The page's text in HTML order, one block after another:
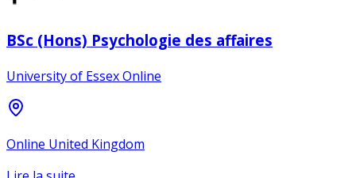
BSc (Hons) Psychologie des affaires
University of Essex Online
Online United Kingdom